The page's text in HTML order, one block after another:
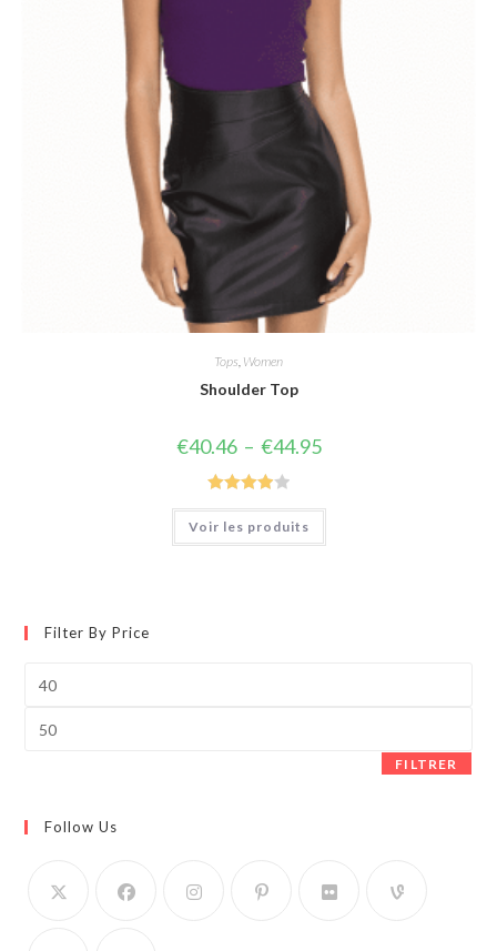
Tops Women
Shoulder Top
€40.46 – €44.95Plage
de
à
Note4.00
sur 5
Voir les produits
Filter By Price
min
max
FILTRER
Follow Us